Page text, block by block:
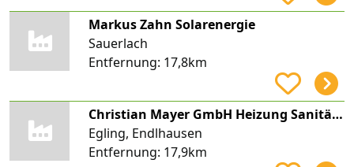
Markus Zahn Solarenergie
Sauerlach
Entfernung: 17,8km
Christian Mayer GmbH Heizung Sanitär Solar
Egling, Endlhausen
Entfernung: 17,9km